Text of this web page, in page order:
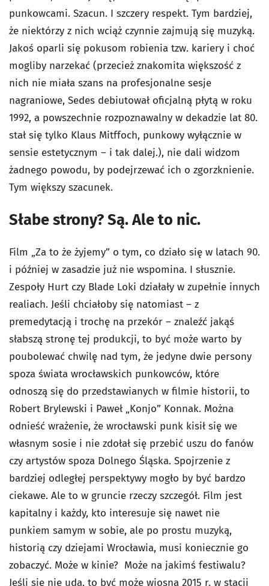
punkowcami. Szacun. I szczery respekt. Tym bardziej,
że niektórzy z nich wciąż czynnie zajmują się muzyką.
Jakoś oparli się pokusom robienia tzw. kariery i choć
mogliby narzekać (przecież znakomita większość z
nich nie miała szans na profesjonalne sesje
nagraniowe, Sedes debiutował oficjalną płytą w roku
1992, a powszechnie rozpoznawalny w dekadzie lat 80.
stał się tylko Klaus Mitffoch, punkowy wyłącznie w
sensie estetycznym – i tak dalej.), nie dali widzom
żadnego powodu, by podejrzewać ich o zgorzknienie.
Tym większy szacunek.
Słabe strony? Są. Ale to nic.
Film „Za to że żyjemy” o tym, co działo się w latach 90.
i później w zasadzie już nie wspomina. I słusznie.
Zespoły Hurt czy Blade Loki działały w zupełnie innych
realiach. Jeśli chciałoby się natomiast – z
premedytacją i trochę na przekór – znaleźć jakąś
słabszą stronę tej produkcji, to być może warto by
poubolewać chwilę nad tym, że jedyne dwie persony
spoza świata wrocławskich punkowców, które
odnoszą się do przedstawianych w filmie historii, to
Robert Brylewski i Paweł „Konjo” Konnak. Można
odnieść wrażenie, że wrocławski punk kisił się we
własnym sosie i nie zdołał się przebić uszu do fanów
czy artystów spoza Dolnego Śląska. Spojrzenie z
bardziej odległej perspektywy mogło by być bardzo
ciekawe. Ale to w gruncie rzeczy szczegół. Film jest
kapitalny i każdy, kto interesuje się nawet nie
punkiem samym w sobie, ale po prostu muzyką,
historią czy dziejami Wrocławia, musi koniecznie go
zobaczyć. Może w kinie? Może na jakimś festiwalu?
Jeśli się nie uda, to być może wiosną 2015 r. w stacji